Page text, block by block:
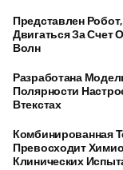
Представлен
Двигаться За Счет
Волн
Разработана
Полярности
Втекстах
Комбинированная
Превосходит
Клинических